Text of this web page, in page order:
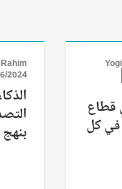
قطاع
في كل
2024